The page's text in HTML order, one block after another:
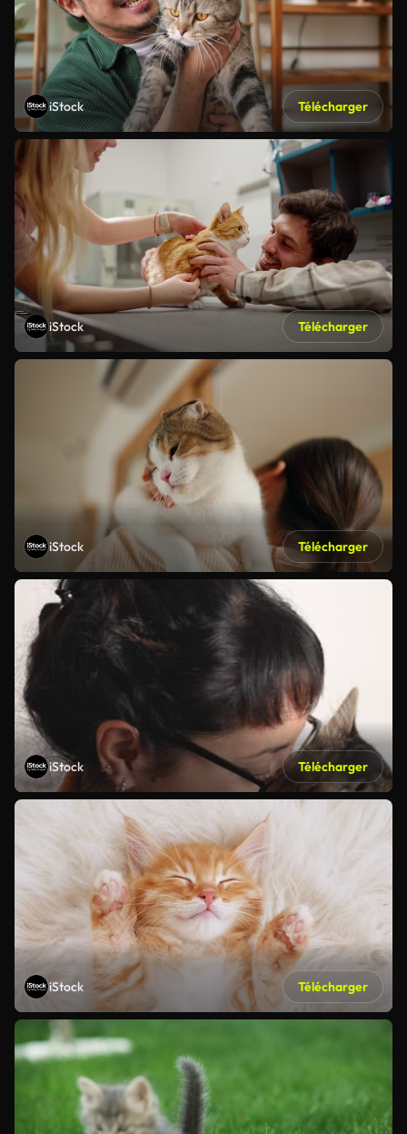
iStock Télécharger
iStock Télécharger
iStock Télécharger
iStock Télécharger
iStock Télécharger